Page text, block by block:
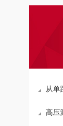
从单路到
高压漏